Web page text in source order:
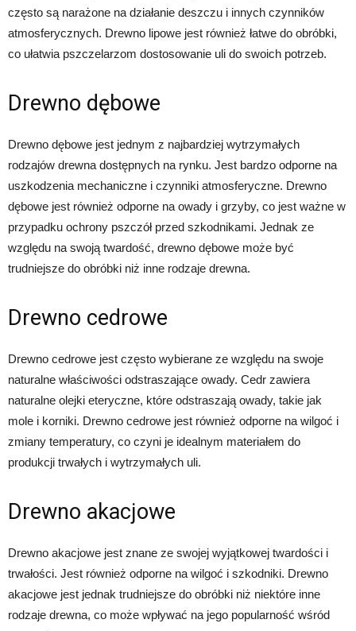
często są narażone na działanie deszczu i innych czynników
atmosferycznych. Drewno lipowe jest również łatwe do obróbki,
co ułatwia pszczelarzom dostosowanie uli do swoich potrzeb.
Drewno dębowe
Drewno dębowe jest jednym z najbardziej wytrzymałych
rodzajów drewna dostępnych na rynku. Jest bardzo odporne na
uszkodzenia mechaniczne i czynniki atmosferyczne. Drewno
dębowe jest również odporne na owady i grzyby, co jest ważne w
przypadku ochrony pszczół przed szkodnikami. Jednak ze
względu na swoją twardość, drewno dębowe może być
trudniejsze do obróbki niż inne rodzaje drewna.
Drewno cedrowe
Drewno cedrowe jest często wybierane ze względu na swoje
naturalne właściwości odstraszające owady. Cedr zawiera
naturalne olejki eteryczne, które odstraszają owady, takie jak
mole i korniki. Drewno cedrowe jest również odporne na wilgoć i
zmiany temperatury, co czyni je idealnym materiałem do
produkcji trwałych i wytrzymałych uli.
Drewno akacjowe
Drewno akacjowe jest znane ze swojej wyjątkowej twardości i
trwałości. Jest również odporne na wilgoć i szkodniki. Drewno
akacjowe jest jednak trudniejsze do obróbki niż niektóre inne
rodzaje drewna, co może wpływać na jego popularność wśród